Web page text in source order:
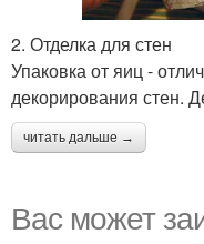
2. Отделка для стен
Упаковка от яиц -
декорирования стен.
читать дальше →
Вас может